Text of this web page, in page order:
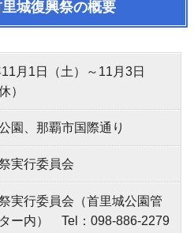
城復興祭の概要
月1日（土）～11月3日
）
園、那覇市国際通り
実行委員会
実行委員会（首里城公園管
ー内） Tel：098-886-2279